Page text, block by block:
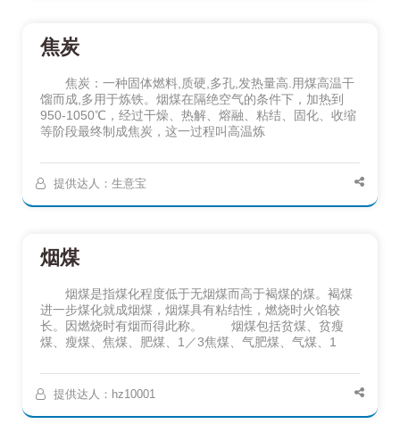
焦炭
焦炭：一种固体燃料,质硬,多孔,发热量高.用煤高温干
馏而成,多用于炼铁。烟煤在隔绝空气的条件下，加热到
950-1050℃，经过干燥、热解、熔融、粘结、固化、收缩
等阶段最终制成焦炭，这一过程叫高温炼
提供达人：生意宝
烟煤
烟煤是指煤化程度低于无烟煤而高于褐煤的煤。褐煤
进一步煤化就成烟煤，烟煤具有粘结性，燃烧时火馅较
长。因燃烧时有烟而得此称。 烟煤包括贫煤、贫瘦
煤、瘦煤、焦煤、肥煤、1／3焦煤、气肥煤、气煤、1
提供达人：hz10001